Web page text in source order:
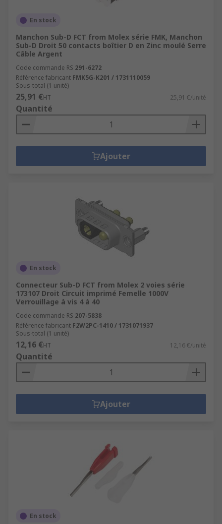
En stock
Manchon Sub-D FCT from Molex série FMK, Manchon
Sub-D Droit 50 contacts boîtier D en Zinc moulé Serre
Câble Argent
Code commande RS 291-6272
Référence fabricant FMK5G-K201 / 1731110059
Sous-total (1 unité)
25,91 €HT 25,91 €/unité
Quantité
Ajouter
En stock
Connecteur Sub-D FCT from Molex 2 voies série
173107 Droit Circuit imprimé Femelle 1000V
Verrouillage à vis 4 à 40
Code commande RS 207-5838
Référence fabricant F2W2PC-1410 / 1731071937
Sous-total (1 unité)
12,16 €HT 12,16 €/unité
Quantité
Ajouter
En stock